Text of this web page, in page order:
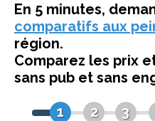
En 5 minutes,
comparatifs aux
région.
Comparez les prix
sans pub et sans
1
2 3